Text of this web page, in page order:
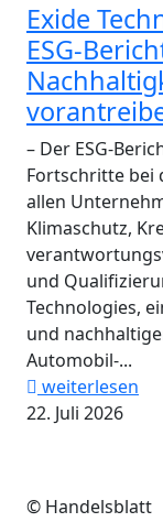
Exide
ESG-
– Der ESG-
Fortschritte bei
allen
Klimaschutz,
und
Technologies,
und
Automobil-...
weiterlesen
22. Juli 2026
© Handelsblatt